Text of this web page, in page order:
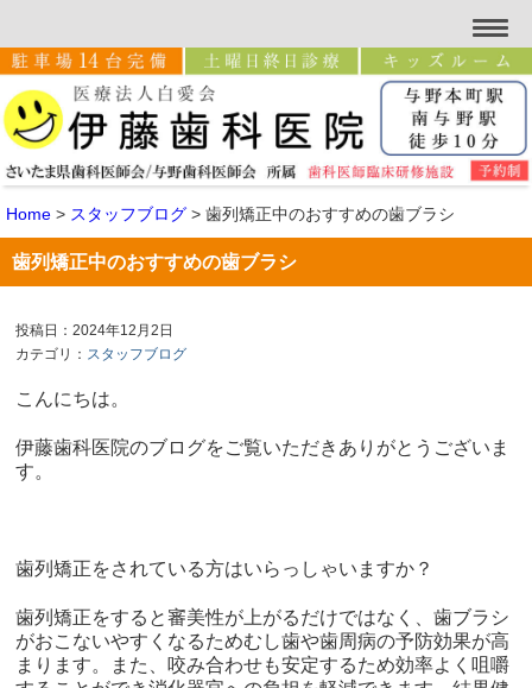
Home > スタッフブログ > 歯列矯正中のおすすめの歯ブラシ
歯列矯正中のおすすめの歯ブラシ
投稿日：2024年12月2日
カテゴリ： スタッフブログ
こんにちは。
伊藤歯科医院のブログをご覧いただきありがとうございま
す。
歯列矯正をされている方はいらっしゃいますか？
歯列矯正をすると審美性が上がるだけではなく、歯ブラシ
がおこないやすくなるためむし歯や歯周病の予防効果が高
まります。また、咬み合わせも安定するため効率よく咀嚼